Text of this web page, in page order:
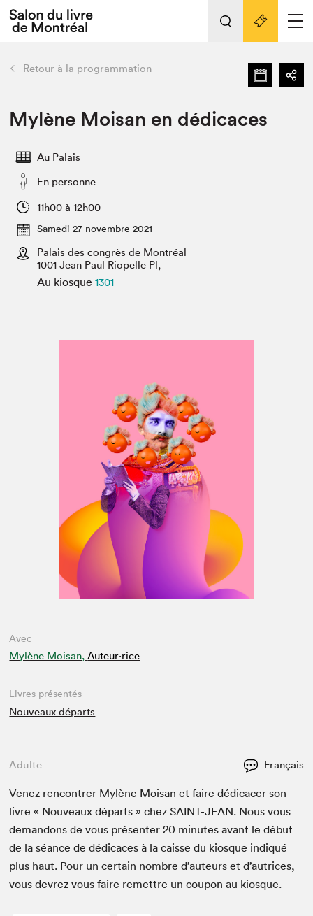
Espace exposant⋅e⋅s
Espace enseignant·e·s
L'événement
Préparer sa visite au Salon
Actualités
SLM PRO
retour Nos activités
Préparer sa visite
Salon au Palais
Projets partenaires
Liens pratiques
Retour à la programmation
Mylène Moisan en dédicaces
Au Palais
En personne
11h00 à 12h00
Samedi 27 novembre 2021
Palais des congrès de Montréal
1001 Jean Paul Riopelle Pl,
Au kiosque 1301
Avec
Mylène Moisan, Auteur·rice
Livres présentés
Nouveaux départs
Adulte Français
Venez ren­con­tr­er Mylène Moisan et faire dédi­cac­er son
livre « Nou­veaux départs » chezSAINT-JEAN. Nous vous
deman­dons de vous présen­ter20 min­utes avant le début
de la séance de dédi­caces à la caisse du kiosque indiqué
plus haut. Pour un cer­tain nom­bre d’auteurs et d’autrices,
vous devrez vous faire remet­tre un coupon au kiosque.